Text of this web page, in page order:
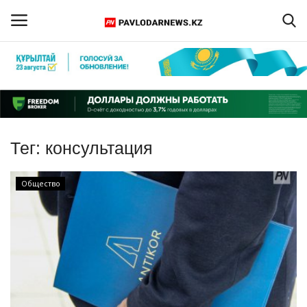
Регистрация
Главная
Обратная связь
ПАВЛОДАРСКАЯ ОБЛАСТЬ
КАЗАХСТАН
СПЕЦПРОЕКТЫ
Тег: консультация
Общество